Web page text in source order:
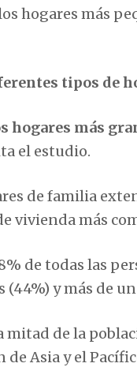
hogares más
tipos de
hogares más
el estudio.
de familia
vivienda más
de todas las
y más de
mitad de la
Asia y el